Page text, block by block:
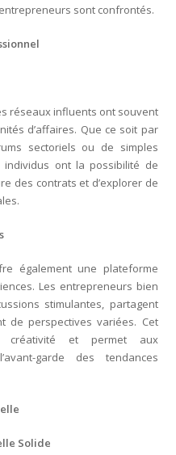
sont confrontés.
réseaux influents ont souvent
d’affaires. Que ce soit par
sectoriels ou de simples
individus ont la possibilité de
des contrats et d’explorer de
également une plateforme
Les entrepreneurs bien
stimulantes, partagent
de perspectives variées. Cet
créativité et permet aux
garde des tendances
Solide